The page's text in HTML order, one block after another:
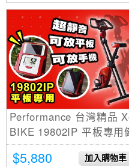
Performance 台灣精品
BIKE 19802IP 平板專用
身車 (可放平板手機)
$5,880 加入購物車